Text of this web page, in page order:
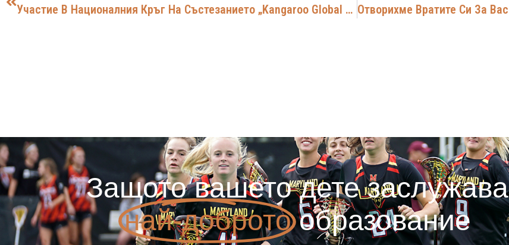
Участие В Националния Кръг На Състезанието „Kangaroo Global Linguistics (KGL)“
Защото вашето дете заслужава
най-доброто образование